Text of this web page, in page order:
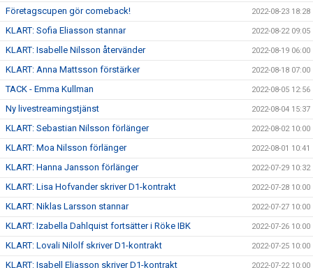
Företagscupen gör comeback! 2022-08-23 18:28
KLART: Sofia Eliasson stannar 2022-08-22 09:05
KLART: Isabelle Nilsson återvänder 2022-08-19 06:00
KLART: Anna Mattsson förstärker 2022-08-18 07:00
TACK - Emma Kullman 2022-08-05 12:56
Ny livestreamingstjänst 2022-08-04 15:37
KLART: Sebastian Nilsson förlänger 2022-08-02 10:00
KLART: Moa Nilsson förlänger 2022-08-01 10:41
KLART: Hanna Jansson förlänger 2022-07-29 10:32
KLART: Lisa Hofvander skriver D1-kontrakt 2022-07-28 10:00
KLART: Niklas Larsson stannar 2022-07-27 10:00
KLART: Izabella Dahlquist fortsätter i Röke IBK 2022-07-26 10:00
KLART: Lovali Nilolf skriver D1-kontrakt 2022-07-25 10:00
KLART: Isabell Eliasson skriver D1-kontrakt 2022-07-22 10:00